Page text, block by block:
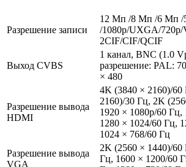
Разрешение записи
12 Мп /8 Мп /6 Мп
/1080p/UXGA/
2CIF/CIF/QCIF
Выход CVBS
1 канал, BNC (1.0
разрешение: PAL:
× 480
Разрешение вывода
HDMI
4K (3840 × 2160)/60
2160)/30 Гц, 2K
1920 × 1080p/60 Гц,
1280 × 1024/60 Гц,
1024 × 768/60 Гц
Разрешение вывода
VGA
2K (2560 × 1440)/60
Гц, 1600 × 1200/60